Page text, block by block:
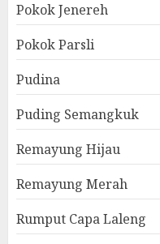
Pokok Jenereh
Pokok Parsli
Pudina
Puding Semangkuk
Remayung Hijau
Remayung Merah
Rumput Capa Laleng